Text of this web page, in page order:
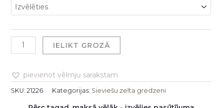
IELIKT GROZĀ
pievienot vēlmju sarakstam
SKU: 21226 Kategorijas: Sieviešu zelta gredzeni